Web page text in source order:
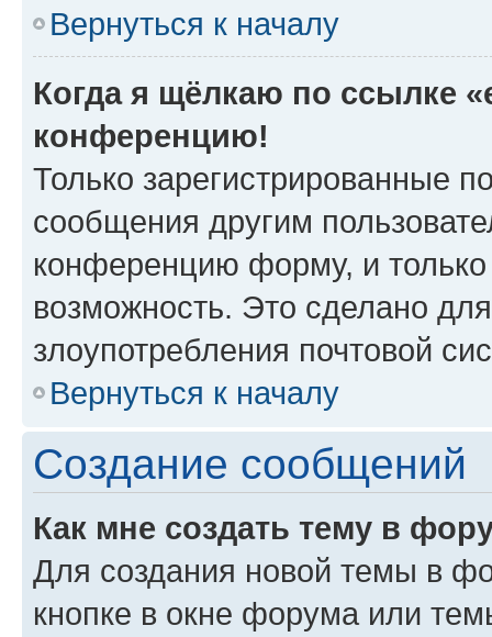
Вернуться к началу
Когда я щёлкаю по ссылке
конференцию!
Только зарегистрированные
сообщения другим
конференцию форму, и
возможность. Это сделано
злоупотребления почтовой
Вернуться к началу
Создание сообщений
Как мне создать тему в
Для создания новой темы в
кнопке в окне форума или